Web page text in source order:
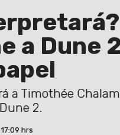
a Dune
a Timothée
2.
hrs